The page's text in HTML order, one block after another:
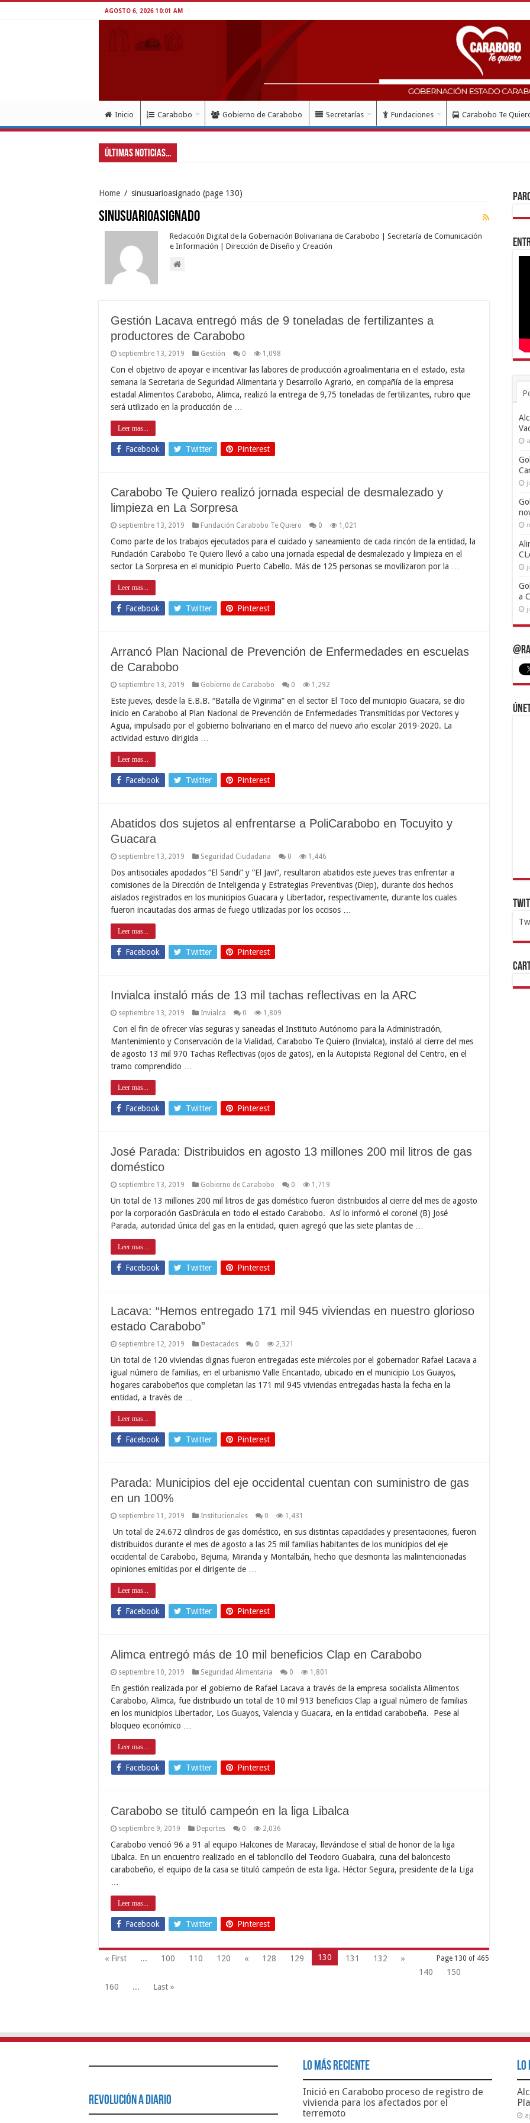
AGOSTO 6, 2026 10:01 AM
Inicio Carabobo Gobierno de Carabobo Secretarías Fundaciones Carabobo Te
Últimas Noticias...
Home / sinusuarioasignado (page 130)
sinusuarioasignado
Redacción Digital de la Gobernación Bolivariana de Carabobo | Secretaría de Comunicación
e Información | Dirección de Diseño y Creación
Gestión Lacava entregó más de 9 toneladas de fertilizantes a
productores de Carabobo
septiembre 13, 2019 Gestión 0 1,098
Con el objetivo de apoyar e incentivar las labores de producción agroalimentaria en el estado, esta
semana la Secretaria de Seguridad Alimentaria y Desarrollo Agrario, en compañía de la empresa
estadal Alimentos Carabobo, Alimca, realizó la entrega de 9,75 toneladas de fertilizantes, rubro que
será utilizado en la producción de …
Leer mas...
Facebook Twitter Pinterest
Carabobo Te Quiero realizó jornada especial de desmalezado y
limpieza en La Sorpresa
septiembre 13, 2019 Fundación Carabobo Te Quiero 0 1,021
Como parte de los trabajos ejecutados para el cuidado y saneamiento de cada rincón de la entidad, la
Fundación Carabobo Te Quiero llevó a cabo una jornada especial de desmalezado y limpieza en el
sector La Sorpresa en el municipio Puerto Cabello. Más de 125 personas se movilizaron por la …
Leer mas...
Facebook Twitter Pinterest
Arrancó Plan Nacional de Prevención de Enfermedades en escuelas
de Carabobo
septiembre 13, 2019 Gobierno de Carabobo 0 1,292
Este jueves, desde la E.B.B. “Batalla de Vigirima” en el sector El Toco del municipio Guacara, se dio
inicio en Carabobo al Plan Nacional de Prevención de Enfermedades Transmitidas por Vectores y
Agua, impulsado por el gobierno bolivariano en el marco del nuevo año escolar 2019-2020. La
actividad estuvo dirigida …
Leer mas...
Facebook Twitter Pinterest
Abatidos dos sujetos al enfrentarse a PoliCarabobo en Tocuyito y
Guacara
septiembre 13, 2019 Seguridad Ciudadana 0 1,446
Dos antisociales apodados “El Sandi” y “El Javi”, resultaron abatidos este jueves tras enfrentar a
comisiones de la Dirección de Inteligencia y Estrategias Preventivas (Diep), durante dos hechos
aislados registrados en los municipios Guacara y Libertador, respectivamente, durante los cuales
fueron incautadas dos armas de fuego utilizadas por los occisos …
Leer mas...
Facebook Twitter Pinterest
Invialca instaló más de 13 mil tachas reflectivas en la ARC
septiembre 13, 2019 Invialca 0 1,809
Con el fin de ofrecer vías seguras y saneadas el Instituto Autónomo para la Administración,
Mantenimiento y Conservación de la Vialidad, Carabobo Te Quiero (Invialca), instaló al cierre del mes
de agosto 13 mil 970 Tachas Reflectivas (ojos de gatos), en la Autopista Regional del Centro, en el
tramo comprendido …
Leer mas...
Facebook Twitter Pinterest
José Parada: Distribuidos en agosto 13 millones 200 mil litros de gas
doméstico
septiembre 13, 2019 Gobierno de Carabobo 0 1,719
Un total de 13 millones 200 mil litros de gas doméstico fueron distribuidos al cierre del mes de agosto
por la corporación GasDrácula en todo el estado Carabobo. Así lo informó el coronel (B) José
Parada, autoridad única del gas en la entidad, quien agregó que las siete plantas de …
Leer mas...
Facebook Twitter Pinterest
Lacava: “Hemos entregado 171 mil 945 viviendas en nuestro glorioso
estado Carabobo”
septiembre 12, 2019 Destacados 0 2,321
Un total de 120 viviendas dignas fueron entregadas este miércoles por el gobernador Rafael Lacava a
igual número de familias, en el urbanismo Valle Encantado, ubicado en el municipio Los Guayos,
hogares carabobeños que completan las 171 mil 945 viviendas entregadas hasta la fecha en la
entidad, a través de …
Leer mas...
Facebook Twitter Pinterest
Parada: Municipios del eje occidental cuentan con suministro de gas
en un 100%
septiembre 11, 2019 Institucionales 0 1,431
Un total de 24.672 cilindros de gas doméstico, en sus distintas capacidades y presentaciones, fueron
distribuidos durante el mes de agosto a las 25 mil familias habitantes de los municipios del eje
occidental de Carabobo, Bejuma, Miranda y Montalbán, hecho que desmonta las malintencionadas
opiniones emitidas por el dirigente de …
Leer mas...
Facebook Twitter Pinterest
Alimca entregó más de 10 mil beneficios Clap en Carabobo
septiembre 10, 2019 Seguridad Alimentaria 0 1,801
En gestión realizada por el gobierno de Rafael Lacava a través de la empresa socialista Alimentos
Carabobo, Alimca, fue distribuido un total de 10 mil 913 beneficios Clap a igual número de familias
en los municipios Libertador, Los Guayos, Valencia y Guacara, en la entidad carabobeña. Pese al
bloqueo económico …
Leer mas...
Facebook Twitter Pinterest
Carabobo se tituló campeón en la liga Libalca
septiembre 9, 2019 Deportes 0 2,036
Carabobo venció 96 a 91 al equipo Halcones de Maracay, llevándose el sitial de honor de la liga
Libalca. En un encuentro realizado en el tabloncillo del Teodoro Guabaira, cuna del baloncesto
carabobeño, el equipo de la casa se tituló campeón de esta liga. Héctor Segura, presidente de la Liga
Leer mas...
Facebook Twitter Pinterest
Page 130 of 465
« First ... 100 110 120 « 128 129 130 131 132
»
140
150
160
... Last »
a
Revolución a Diario
Lo Más Reciente
Inició en Carabobo proceso de registro de
vivienda para los afectados por el
terremoto